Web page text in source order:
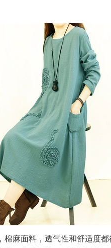
棉麻面料，透气性和舒适度